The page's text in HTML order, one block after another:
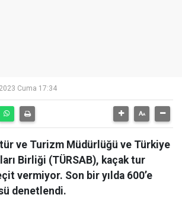
Cuma 17:34
ve Turizm Müdürlüğü ve Türkiye
Birliği (TÜRSAB), kaçak tur
vermiyor. Son bir yılda 600’e
denetlendi.